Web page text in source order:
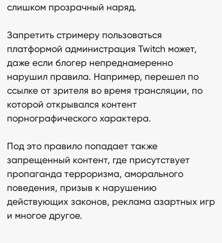
слишком прозрачный наряд.
Запретить стримеру пользоваться
платформой администрация Twitch может,
даже если блогер непреднамеренно
нарушил правила. Например, перешел по
ссылке от зрителя во время трансляции, по
которой открывался контент
порнографического характера.
Под это правило попадает также
запрещенный контент, где присутствует
пропаганда терроризма, аморального
поведения, призыв к нарушению
действующих законов, реклама азартных игр
и многое другое.